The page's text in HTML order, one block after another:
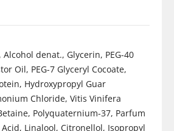
Alcohol denat., Glycerin, PEG-40
Oil, PEG-7 Glyceryl Cocoate,
Hydroxypropyl Guar
Chloride, Vitis Vinifera
Polyquaternium-37, Parfum
Acid, Linalool, Citronellol, Isopropyl